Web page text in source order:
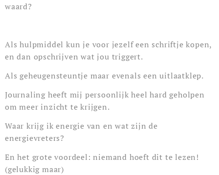
waard?
Als hulpmiddel kun je voor jezelf een schriftje kopen,
en dan opschrijven wat jou triggert.
Als geheugensteuntje maar evenals een uitlaatklep.
Journaling heeft mij persoonlijk heel hard geholpen
om meer inzicht te krijgen.
Waar krijg ik energie van en wat zijn de
energievreters?
En het grote voordeel: niemand hoeft dit te lezen!
(gelukkig maar)